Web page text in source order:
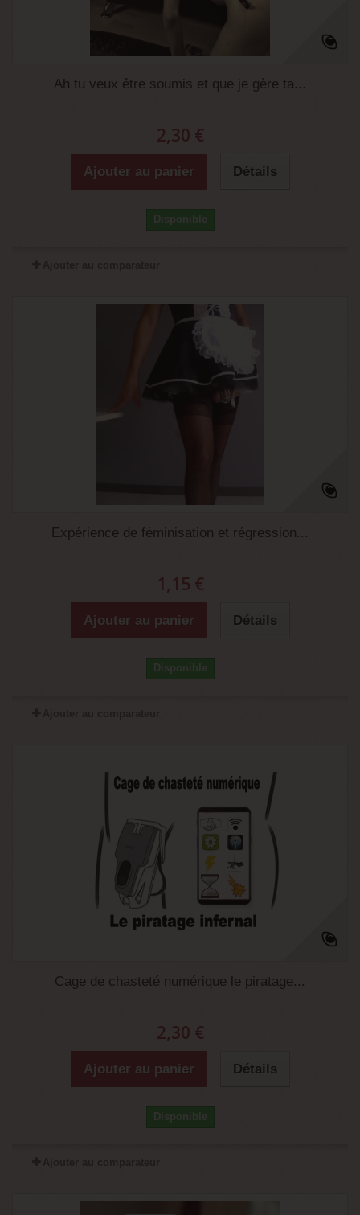
Ah tu veux être soumis et que je gère ta...
2,30 €
Ajouter au panier Détails
Disponible
Expérience de féminisation et régression...
1,15 €
Ajouter au panier Détails
Disponible
Cage de chasteté numérique le piratage...
2,30 €
Ajouter au panier Détails
Disponible